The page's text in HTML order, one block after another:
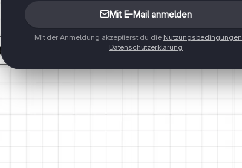
Mit E-Mail anmelden
Mit der Anmeldung akzeptierst du die Nutzungsbedingungen
Datenschutzerklärung